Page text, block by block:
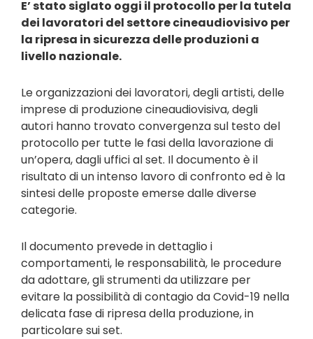
E’ stato siglato oggi il protocollo per la tutela
dei lavoratori del settore cineaudiovisivo per
la ripresa in sicurezza delle produzioni a
livello nazionale.
Le organizzazioni dei lavoratori, degli artisti, delle
imprese di produzione cineaudiovisiva, degli
autori hanno trovato convergenza sul testo del
protocollo per tutte le fasi della lavorazione di
un’opera, dagli uffici al set. Il documento è il
risultato di un intenso lavoro di confronto ed è la
sintesi delle proposte emerse dalle diverse
categorie.
Il documento prevede in dettaglio i
comportamenti, le responsabilità, le procedure
da adottare, gli strumenti da utilizzare per
evitare la possibilità di contagio da Covid-19 nella
delicata fase di ripresa della produzione, in
particolare sui set.